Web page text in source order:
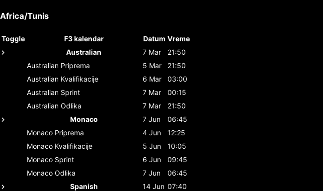
Africa/Tunis
Toggle F3 kalendar Datum Vreme
Australian
7 Mar
21:50
Australian Priprema 5 Mar
21:50
Australian Kvalifikacije 6 Mar
03:00
Australian Sprint 7 Mar
00:15
Australian Odlika 7 Mar
21:50
Monaco
7 Jun
06:45
Monaco Priprema 4 Jun
12:25
Monaco Kvalifikacije 5 Jun
10:05
Monaco Sprint 6 Jun
09:45
Monaco Odlika 7 Jun
06:45
Spanish
14 Jun 07:40